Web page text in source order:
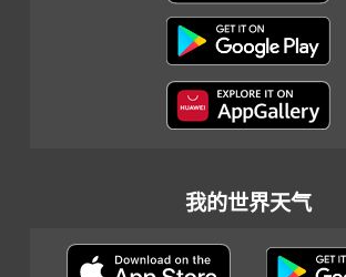
我的世界天气